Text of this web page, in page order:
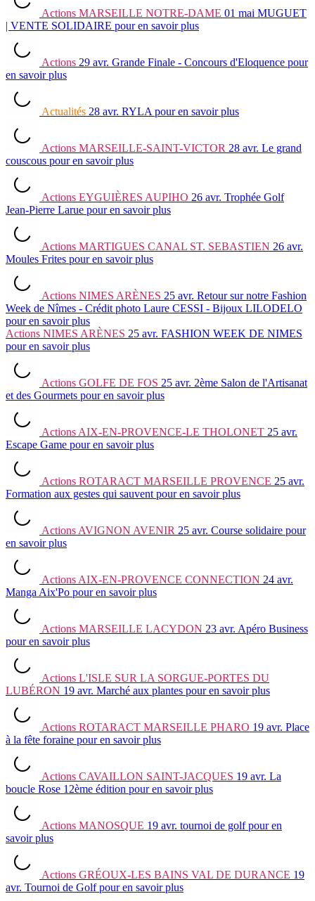
Actions MARSEILLE NOTRE-DAME 01 mai MUGUET
| VENTE SOLIDAIRE pour en savoir plus
Actions 29 avr. Grande Finale - Concours d'Eloquence pour
en savoir plus
Actualités 28 avr. RYLA pour en savoir plus
Actions MARSEILLE-SAINT-VICTOR 28 avr. Le grand
couscous pour en savoir plus
Actions EYGUIÈRES AUPIHO 26 avr. Trophée Golf
Jean-Pierre Larue pour en savoir plus
Actions MARTIGUES CANAL ST. SEBASTIEN 26 avr.
Moules Frites pour en savoir plus
Actions NIMES ARÈNES 25 avr. Retour sur notre Fashion
Week de Nîmes - Crédit photo Laure CESSI - Bijoux LILODELO
pour en savoir plus
Actions NIMES ARÈNES 25 avr. FASHION WEEK DE NIMES
pour en savoir plus
Actions GOLFE DE FOS 25 avr. 2ème Salon de l'Artisanat
et des Gourmets pour en savoir plus
Actions AIX-EN-PROVENCE-LE THOLONET 25 avr.
Escape Game pour en savoir plus
Actions ROTARACT MARSEILLE PROVENCE 25 avr.
Formation aux gestes qui sauvent pour en savoir plus
Actions AVIGNON AVENIR 25 avr. Course solidaire pour
en savoir plus
Actions AIX-EN-PROVENCE CONNECTION 24 avr.
Manga Aix'Po pour en savoir plus
Actions MARSEILLE LACYDON 23 avr. Apéro Business
pour en savoir plus
Actions L'ISLE SUR LA SORGUE-PORTES DU
LUBÉRON 19 avr. Marché aux plantes pour en savoir plus
Actions ROTARACT MARSEILLE PHARO 19 avr. Place
à la fête foraine pour en savoir plus
Actions CAVAILLON SAINT-JACQUES 19 avr. La
boucle Rose 12ème édition pour en savoir plus
Actions MANOSQUE 19 avr. tournoi de golf pour en
savoir plus
Actions GRÉOUX-LES BAINS VAL DE DURANCE 19
avr. Tournoi de Golf pour en savoir plus